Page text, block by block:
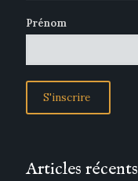
Prénom
Articles récents